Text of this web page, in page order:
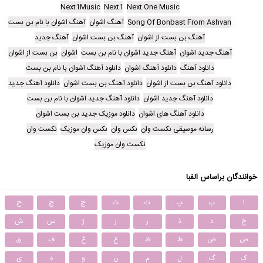
Next One Music
Next1
Next1Music
Song Of Bonbast From Ashvan آهنگ اشوان آهنگ اشوان با نام بن بست
آهنگ بن بست از اشوان آهنگ بن بست اشوان آهنگ جدید
آهنگ جدید اشوان آهنگ جدید اشوان با نام بن بست اشوان بن بست از اشوان
دانلود آهنگ دانلود آهنگ اشوان دانلود آهنگ اشوان با نام بن بست
دانلود آهنگ بن بست از اشوان دانلود آهنگ بن بست اشوان دانلود آهنگ جدید
دانلود آهنگ جدید اشوان دانلود آهنگ جدید اشوان با نام بن بست
دانلود آهنگ های اشوان دانلود موزیک جدید بن بست اشوان
رسانه موسیقی نکست وان نکس وان نکس وان موزیک نکست وان
نکست وان موزیک
خوانندگان براساس الفبا
ا ب پ ت ث ج چ
ح
خ
د ذ ر ز ژ س
ش
ص
ض ط ظ ع غ ف
ق
ک
گ ل م ن و ه ی